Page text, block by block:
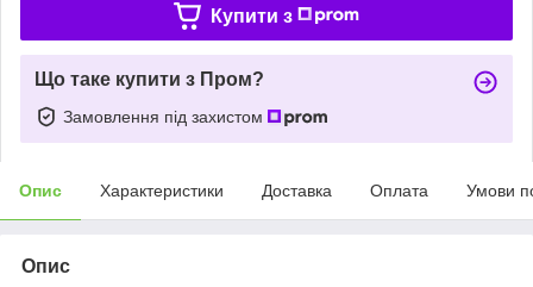
Купити з
Що таке купити з Пром?
Замовлення під захистом
Опис Характеристики Доставка Оплата Умови
Опис